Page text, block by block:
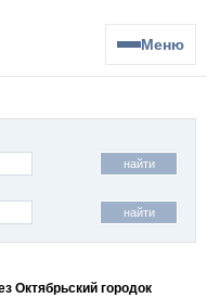
Меню
найти
найти
Октябрьский городок